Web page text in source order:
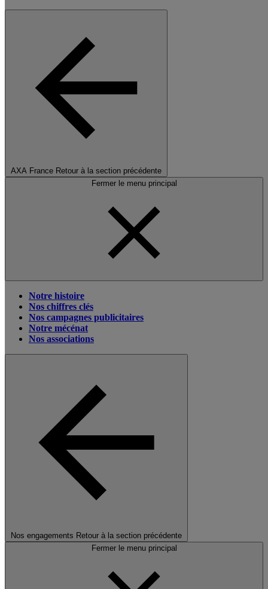
AXA France Retour à la section précédente
Fermer le menu principal
Notre histoire
Nos chiffres clés
Nos campagnes publicitaires
Notre mécénat
Nos associations
Nos engagements Retour à la section précédente
Fermer le menu principal